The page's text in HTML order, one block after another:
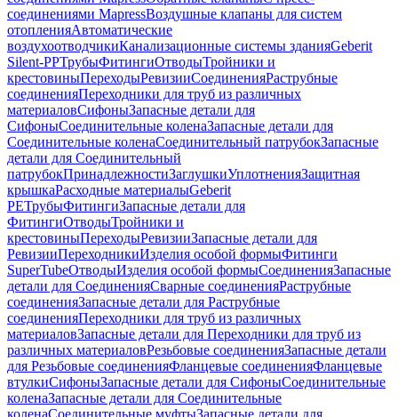
соединениями MapressВоздушные клапаны для систем
отопленияАвтоматические
воздухоотводчикиКанализационные системы зданияGeberit
Silent-PPТрубыФитингиОтводыТройники и
крестовиныПереходыРевизииСоединенияРаструбные
соединенияПереходники для труб из различных
материаловСифоныЗапасные детали для
СифоныСоединительные коленаЗапасные детали для
Соединительные коленаСоединительный патрубокЗапасные
детали для Соединительный
патрубокПринадлежностиЗаглушкиУплотненияЗащитная
крышкаРасходные материалыGeberit
PEТрубыФитингиЗапасные детали для
ФитингиОтводыТройники и
крестовиныПереходыРевизииЗапасные детали для
РевизииПереходникиИзделия особой формыФитинги
SuperTubeОтводыИзделия особой формыСоединенияЗапасные
детали для СоединенияСварные соединенияРаструбные
соединенияЗапасные детали для Раструбные
соединенияПереходники для труб из различных
материаловЗапасные детали для Переходники для труб из
различных материаловРезьбовые соединенияЗапасные детали
для Резьбовые соединенияФланцевые соединенияФланцевые
втулкиСифоныЗапасные детали для СифоныСоединительные
коленаЗапасные детали для Соединительные
коленаСоединительные муфтыЗапасные детали для